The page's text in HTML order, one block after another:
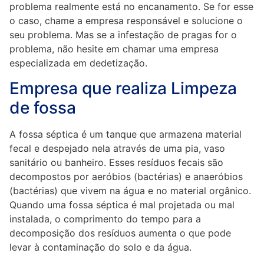
problema realmente está no encanamento. Se for esse
o caso, chame a empresa responsável e solucione o
seu problema. Mas se a infestação de pragas for o
problema, não hesite em chamar uma empresa
especializada em dedetização.
Empresa que realiza Limpeza
de fossa
A fossa séptica é um tanque que armazena material
fecal e despejado nela através de uma pia, vaso
sanitário ou banheiro. Esses resíduos fecais são
decompostos por aeróbios (bactérias) e anaeróbios
(bactérias) que vivem na água e no material orgânico.
Quando uma fossa séptica é mal projetada ou mal
instalada, o comprimento do tempo para a
decomposição dos resíduos aumenta o que pode
levar à contaminação do solo e da água.